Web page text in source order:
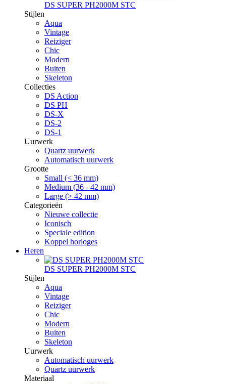
DS SUPER PH2000M STC
Stijlen
Aqua
Vintage
Reiziger
Chic
Modern
Buiten
Skeleton
Collecties
DS Action
DS PH
DS-X
DS-2
DS-1
Uurwerk
Quartz uurwerk
Automatisch uurwerk
Grootte
Small (< 36 mm)
Medium (36 - 42 mm)
Large (> 42 mm)
Categorieën
Nieuwe collectie
Iconisch
Speciale edition
Koppel horloges
Heren
DS SUPER PH2000M STC
Stijlen
Aqua
Vintage
Reiziger
Chic
Modern
Buiten
Skeleton
Uurwerk
Automatisch uurwerk
Quartz uurwerk
Materiaal